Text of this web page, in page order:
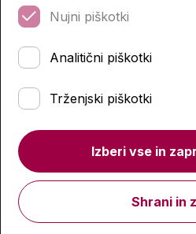
16,03 € 22,90 €
Količina
Podobni izdelki
Nujni piškotki
Analitični piškotki
Trženjski piškotki
Izberi vse in
Shrani in